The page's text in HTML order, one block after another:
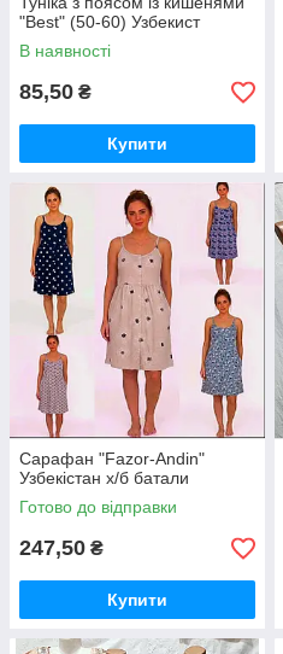
"Best" (50-60) Узбекист
В наявності
85,50 ₴
Купити
Сарафан "Fazor-Andin"
Узбекістан х/б батали
Готово до відправки
247,50 ₴
Купити